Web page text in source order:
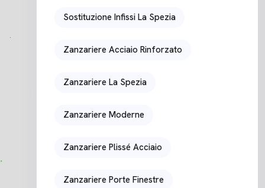
Sostituzione Infissi La Spezia
Zanzariere Acciaio Rinforzato
Zanzariere La Spezia
Zanzariere Moderne
Zanzariere Plissé Acciaio
Zanzariere Porte Finestre